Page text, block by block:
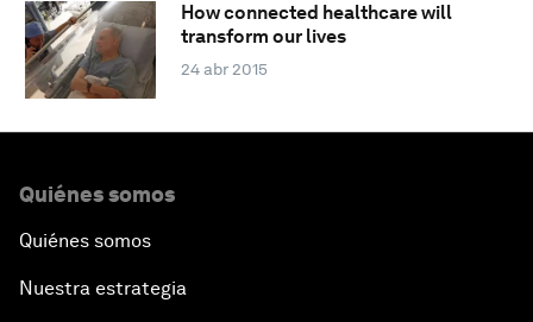
How connected healthcare will
transform our lives
24 abr 2015
Quiénes somos
Quiénes somos
Nuestra estrategia